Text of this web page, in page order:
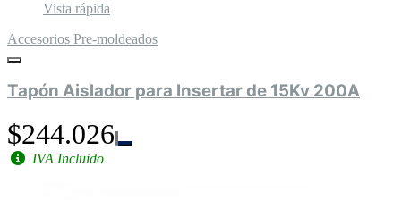
Vista rápida
Accesorios Pre-moldeados
Tapón Aislador para Insertar de 15Kv 200A
$244.026
IVA Incluido